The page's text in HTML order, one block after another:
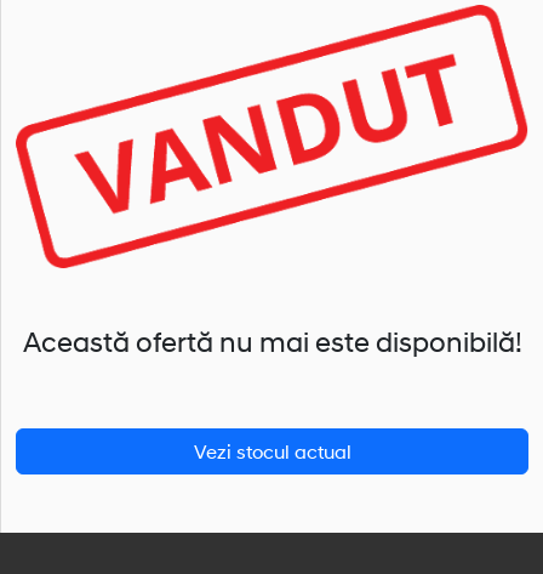
Această ofertă nu mai este disponibilă!
Vezi stocul actual